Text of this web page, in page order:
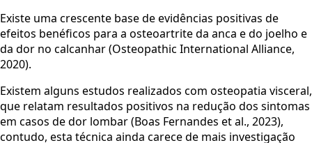
Existe uma crescente base de evidências positivas de
efeitos benéficos para a osteoartrite da anca e do joelho e
da dor no calcanhar (Osteopathic International Alliance,
2020).
Existem alguns estudos realizados com osteopatia visceral,
que relatam resultados positivos na redução dos sintomas
em casos de dor lombar (Boas Fernandes et al., 2023),
contudo, esta técnica ainda carece de mais investigação